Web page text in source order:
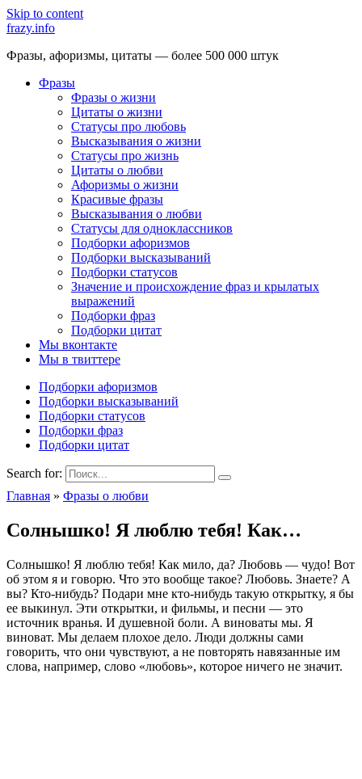
Skip to content
frazy.info
Фразы, афоризмы, цитаты — более 500 000 штук
Фразы
Фразы о жизни
Цитаты о жизни
Статусы про любовь
Высказывания о жизни
Статусы про жизнь
Цитаты о любви
Афоризмы о жизни
Красивые фразы
Высказывания о любви
Статусы для одноклассников
Подборки афоризмов
Подборки высказываний
Подборки статусов
Значение и происхождение фраз и крылатых
выражений
Подборки фраз
Подборки цитат
Мы вконтакте
Мы в твиттере
Подборки афоризмов
Подборки высказываний
Подборки статусов
Подборки фраз
Подборки цитат
Search for:
Главная » Фразы о любви
Солнышко! Я люблю тебя! Как…
Солнышко! Я люблю тебя! Как мило, да? Любовь — чудо! Вот
об этом я и говорю. Что это вообще такое? Любовь. Знаете? А
вы? Кто-нибудь? Подари мне кто-нибудь такую открытку, я бы
ее выкинул. Эти открытки, и фильмы, и песни — это
источник вранья. И душевной боли. А виноваты мы. Я
виноват. Мы делаем плохое дело. Люди должны сами
говорить, что они чувствуют, а не повторять навязанные им
слова, например, слово «любовь», которое ничего не значит.